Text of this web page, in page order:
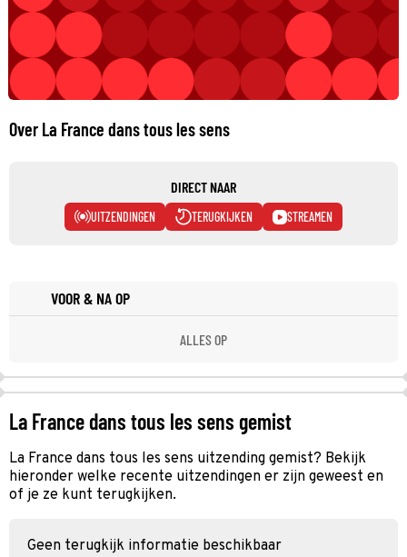
Over La France dans tous les sens
DIRECT NAAR
UITZENDINGEN TERUGKIJKEN STREAMEN
VOOR & NA OP
ALLES OP
La France dans tous les sens gemist
La France dans tous les sens uitzending gemist? Bekijk
hieronder welke recente uitzendingen er zijn geweest en
of je ze kunt terugkijken.
Geen terugkijk informatie beschikbaar